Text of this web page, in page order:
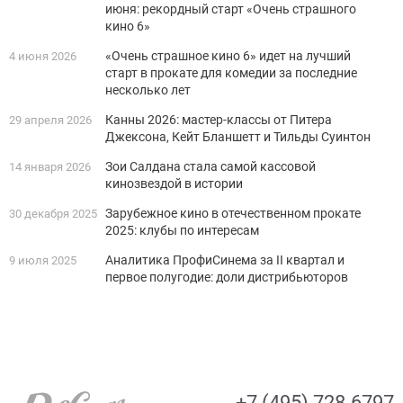
июня: рекордный старт «Очень страшного
кино 6»
4 июня 2026
«Очень страшное кино 6» идет на лучший
старт в прокате для комедии за последние
несколько лет
29 апреля 2026
Канны 2026: мастер-классы от Питера
Джексона, Кейт Бланшетт и Тильды Суинтон
14 января 2026
Зои Салдана стала самой кассовой
кинозвездой в истории
30 декабря 2025 Зарубежное кино в отечественном прокате
2025: клубы по интересам
9 июля 2025
Аналитика ПрофиСинема за II квартал и
первое полугодие: доли дистрибьюторов